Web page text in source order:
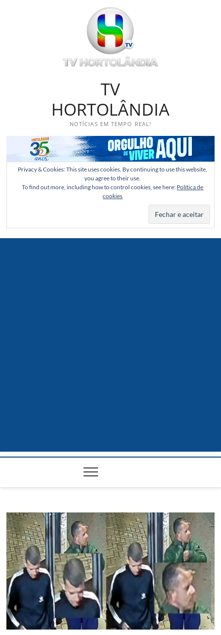
TV
HORTOLÂNDIA
NOTÍCIAS EM TEMPO REAL!
Privacy & Cookies: This site uses cookies. By continuing to use this website,
you agree to their use.
To find out more, including how to control cookies, see here: Política de
cookies